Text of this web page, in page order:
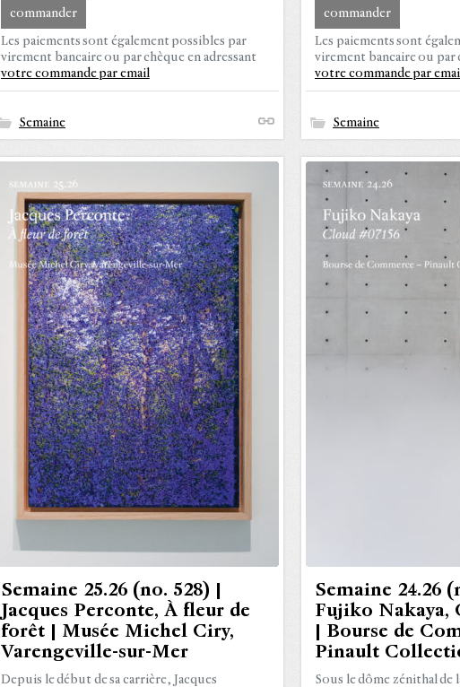
commander
Les paiements sont également possibles par
virement bancaire ou par chèque en adressant
votre commande par email
Semaine
commander
Les paiements sont
virement bancaire ou par
votre commande par
Semaine
Semaine 25.26 (no. 528) |
Jacques Perconte, À fleur de
forêt | Musée Michel Ciry,
Varengeville-sur-Mer
Depuis le début de sa carrière, Jacques
Semaine 24.26
Fujiko Nakaya,
| Bourse de
Pinault
Sous le dôme zénithal de